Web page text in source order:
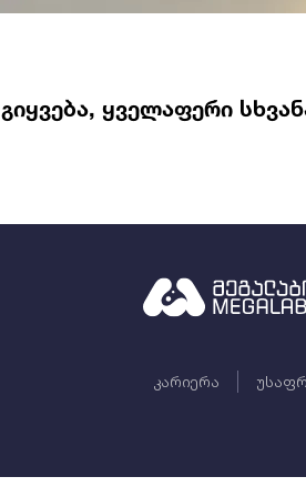
გიყვება, ყველაფერი
კარიერა